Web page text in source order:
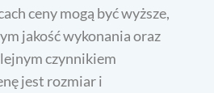
ceny mogą być wyższe,
jakość wykonania oraz
czynnikiem
jest rozmiar i